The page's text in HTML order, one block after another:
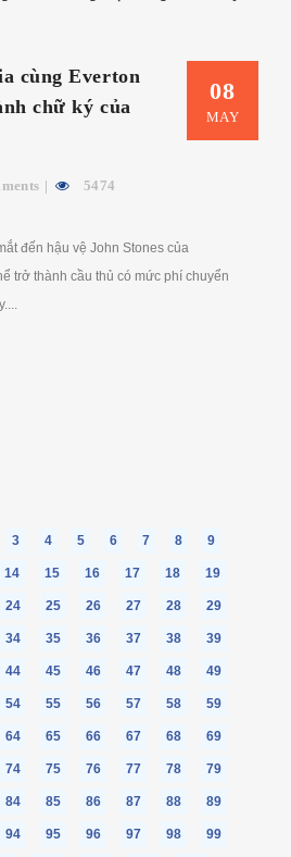
08
MAY
cùng Everton
chữ ký của
5474
đến hậu vệ John Stones của
trở thành cầu thủ có mức phí chuyển
3 4 5 6 7 8 9
14 15 16 17 18 19
24 25 26 27 28 29
34 35 36 37 38 39
44 45 46 47 48 49
54 55 56 57 58 59
64 65 66 67 68 69
74 75 76 77 78 79
84 85 86 87 88 89
94 95 96 97 98 99